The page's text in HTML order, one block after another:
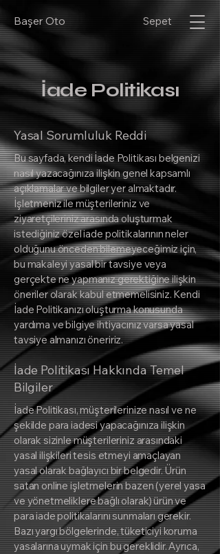
Başer Oto Sepet
İade Politikası
Yasal Sorumluluk Reddi
Bu sayfada, kendi İade Politikası belgenizi
nasıl yazacağınıza ilişkin genel kapsamlı
açıklamalar ve bilgiler yer almaktadır.
İşletmeniz ile müşterileriniz ve
ziyaretçileriniz arasında oluşturmak
istediğiniz özel iade politikalarının neler
olduğunu önceden bilemeyeceğimiz için,
bu makaleyi yasal bir tavsiye veya
gerçekte ne yapmanız gerektiğine ilişkin
öneriler olarak kabul etmemelisiniz. Kendi
İade Politikanızı oluşturma konusunda
yardıma ve bilgiye ihtiyacınız varsa yasal
tavsiye almanızı öneririz.
İade Politikası Hakkında Temel
Bilgiler
İade Politikası, müşterilerinize nasıl ve ne
şekilde para iadesi yapacağınıza ilişkin
olarak sizinle müşterileriniz arasındaki
yasal ilişkileri tesis etmeyi amaçlayan
yasal olarak bağlayıcı bir belgedir. Ürün
satan online işletmelerin bazen (yerel yasa
ve yönetmeliklere bağlı olarak) ürün ve
para iade politikalarını sunmaları gerekir.
Bazı yargı bölgelerinde, tüketiciyi koruma
yasalarına uymak için bu gereklidir. Ayrıca,